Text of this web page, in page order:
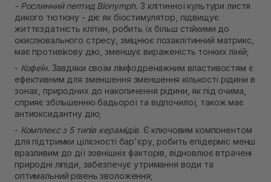
- Рослинний пептид Bionymph. З клітинної культури листя
дикого тютюну - діє як біостимулятор, підвищує
життєздатність клітин, робить їх більш стійкими до
окислювального стресу, зміцнює позаклітинний матрикс,
має противікову дію, зменшує вираженість тонких ліній;
- Кофеїн. Завдяки своїм лімфодренажним властивостям є
ефективним для зменшення зменшення кількості рідини в
зонах, природних до накопичення рідини, як під очима,
сприяє збільшенню бадьорої та відпочилої, також має
антиоксидантну дію;
- Комплекс з 5 типів керамідів. Є ключовим компонентом
для підтримки цілісності бар'єру, робить епідерміс менш
вразливим до дії зовнішніх факторів, відновлює втрачені
природні ліпіди, забезпечує утримання води та
оптимальний рівень зволоження;